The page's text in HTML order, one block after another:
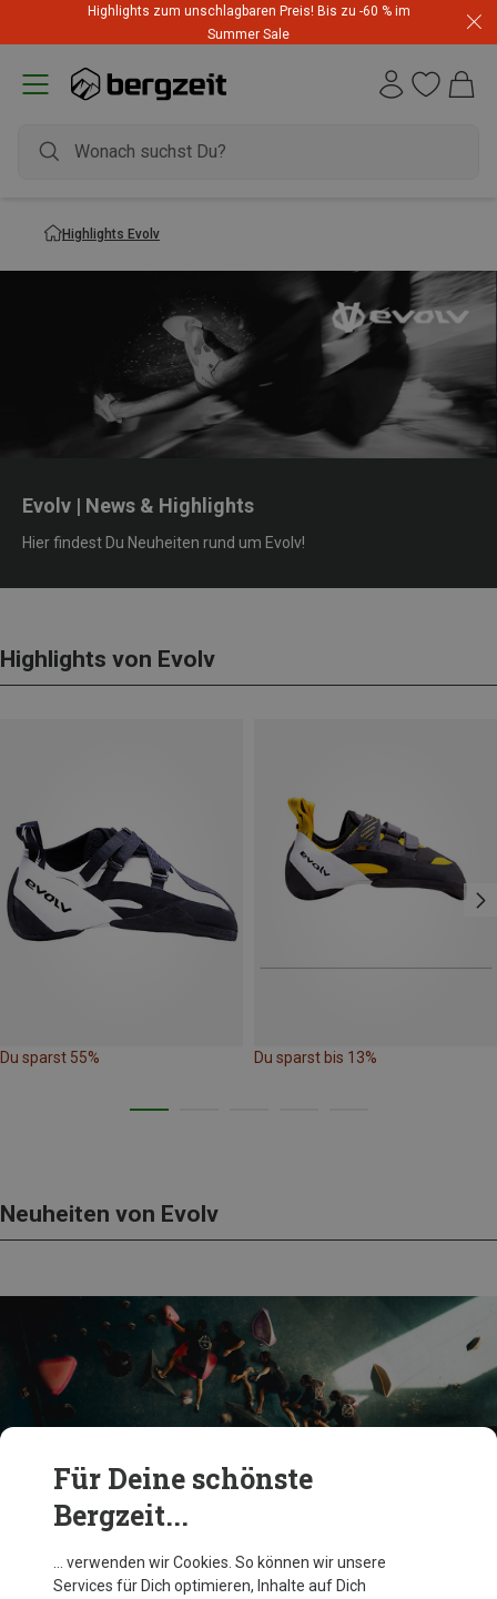
Highlights zum unschlagbaren Preis! Bis zu -60 % im
Summer Sale
Highlights Evolv
Evolv | News & Highlights
Hier findest Du Neuheiten rund um Evolv!
Highlights von Evolv
Du sparst 55% Du sparst bis 13%
Neuheiten von Evolv
Der passende Kletterschuh
So findest Du ihn
Für Deine schönste
Bergzeit...
… verwenden wir Cookies. So können wir unsere
Services für Dich optimieren, Inhalte auf Dich